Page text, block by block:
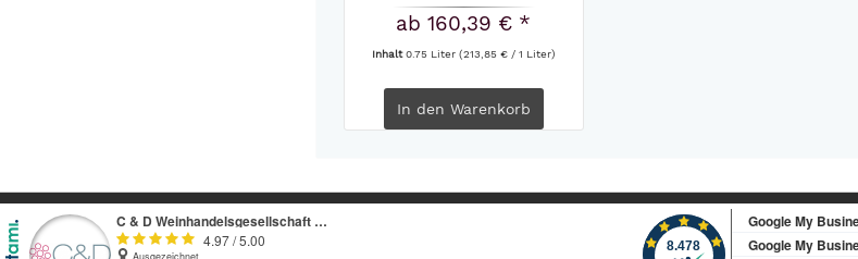
ab 160,39 € *
Inhalt0.75 Liter (213,85 € / 1 Liter)
In den Warenkorb